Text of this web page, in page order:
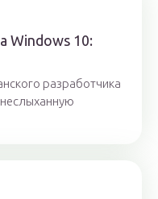
Windows 10:
разработчика